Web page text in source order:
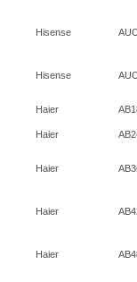
Hisense
Hisense
Haier
Haier
Haier
Haier
Haier